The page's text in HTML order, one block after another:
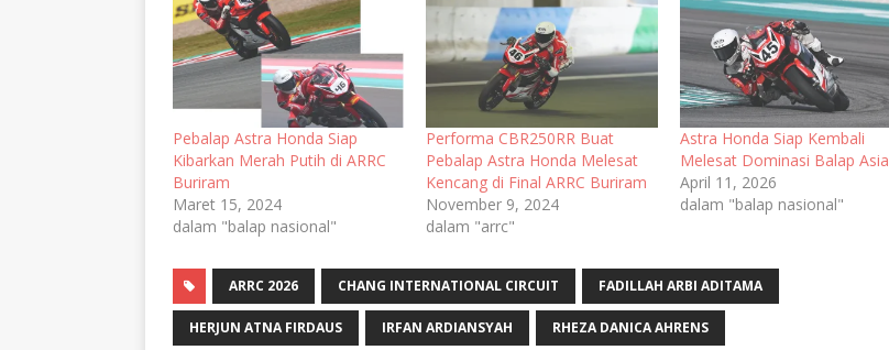
Pebalap Astra Honda Siap
Kibarkan Merah Putih di ARRC
Buriram
Maret 15, 2024
dalam "balap nasional"
Performa CBR250RR Buat
Pebalap Astra Honda Melesat
Kencang di Final ARRC Buriram
November 9, 2024
dalam "arrc"
Astra Honda Siap Kembali
Melesat Dominasi Balap Asia
April 11, 2026
dalam "balap nasional"
ARRC 2026 CHANG INTERNATIONAL CIRCUIT FADILLAH ARBI ADITAMA
HERJUN ATNA FIRDAUS IRFAN ARDIANSYAH RHEZA DANICA AHRENS